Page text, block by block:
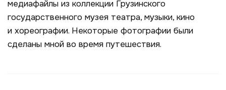
медиафайлы из коллекции Грузинского
государственного музея театра, музыки, кино
и хореографии. Некоторые фотографии были
сделаны мной во время путешествия.